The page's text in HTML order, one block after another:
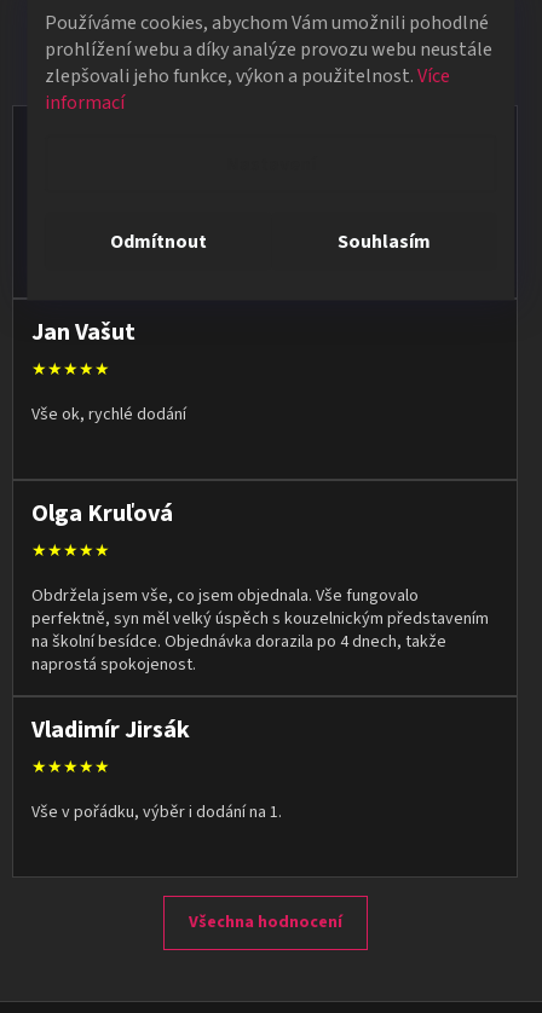
Používáme cookies, abychom Vám umožnili pohodlné
prohlížení webu a díky analýze provozu webu neustále
zlepšovali jeho funkce, výkon a použitelnost.Více
informací
Odmítnout Souhlasím
HODNOCENÍ OBCHODU
skladem. Ale i když zboží skladem není snaží se doručit do
Jan Vašut
★★★★★
Vše ok, rychlé dodání
Olga Kruľová
★★★★★
Obdržela jsem vše, co jsem objednala. Vše fungovalo
perfektně, syn měl velký úspěch s kouzelnickým představením
na školní besídce. Objednávka dorazila po 4 dnech, takže
naprostá spokojenost.
Vladimír Jirsák
★★★★★
Vše v pořádku, výběr i dodání na 1.
Všechna hodnocení